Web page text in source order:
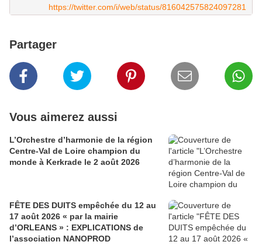
https://twitter.com/i/web/status/816042575824097281
Partager
Vous aimerez aussi
L’Orchestre d’harmonie de la région
Centre-Val de Loire champion du
monde à Kerkrade le 2 août 2026
FÊTE DES DUITS empêchée du 12 au
17 août 2026 « par la mairie
d’ORLEANS » : EXPLICATIONS de
l’association NANOPROD